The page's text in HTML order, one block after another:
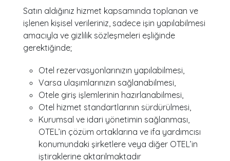
Satın aldığınız hizmet kapsamında toplanan ve
işlenen kişisel verileriniz, sadece işin yapılabilmesi
amacıyla ve gizlilik sözleşmeleri eşliğinde
gerektiğinde;
Otel rezervasyonlarınızın yapılabilmesi,
Varsa ulaşımlarınızın sağlanabilmesi,
Otele giriş işlemlerinin hazırlanabilmesi,
Otel hizmet standartlarının sürdürülmesi,
Kurumsal ve idari yönetimin sağlanması,
OTEL’in çözüm ortaklarına ve ifa yardımcısı
konumundaki şirketlere veya diğer OTEL’in
iştiraklerine aktarılmaktadır